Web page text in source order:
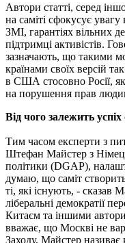
Автори статті, серед
на саміті сфокусує
ЗМІ, гарантіях вільних
підтримці активістів.
зазначають, що такими
країнами своїх версій
в США стосовно Росії, як
на порушення прав
Від чого залежить
Тим часом експерти з
Штефан Майстер з
політики (DGAP),
думаю, що саміт створить
ті, які існують, - сказав
ліберальні демократії
Китаєм та іншими
вважає, що Москві не
Заходу. Майстер називає